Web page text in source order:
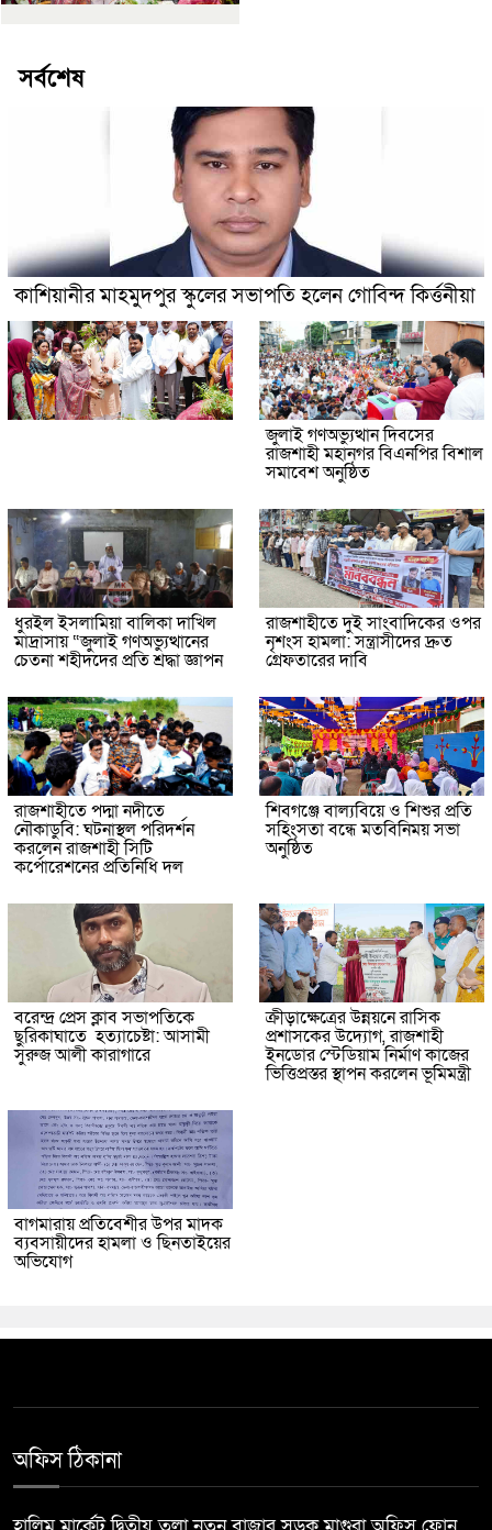
সর্বশেষ
কাশিয়ানীর মাহমুদপুর স্কুলের সভাপতি হলেন গোবিন্দ কির্ত্তনীয়া
জুলাই গণঅভ্যুত্থান দিবসের
রাজশাহী মহানগর বিএনপির বিশাল
সমাবেশ অনুষ্ঠিত
ধুরইল ইসলামিয়া বালিকা দাখিল
মাদ্রাসায় “জুলাই গণঅভ্যুত্থানের
চেতনা শহীদদের প্রতি শ্রদ্ধা জ্ঞাপন
রাজশাহীতে দুই সাংবাদিকের ওপর
নৃশংস হামলা: সন্ত্রাসীদের দ্রুত
গ্রেফতারের দাবি
রাজশাহীতে পদ্মা নদীতে
নৌকাডুবি: ঘটনাস্থল পরিদর্শন
করলেন রাজশাহী সিটি
কর্পোরেশনের প্রতিনিধি দল
শিবগঞ্জে বাল্যবিয়ে ও শিশুর প্রতি
সহিংসতা বন্ধে মতবিনিময় সভা
অনুষ্ঠিত
বরেন্দ্র প্রেস ক্লাব সভাপতিকে
ছুরিকাঘাতে হত্যাচেষ্টা: আসামী
সুরুজ আলী কারাগারে
ক্রীড়াক্ষেত্রের উন্নয়নে রাসিক
প্রশাসকের উদ্যোগ, রাজশাহী
ইনডোর স্টেডিয়াম নির্মাণ কাজের
ভিত্তিপ্রস্তর স্থাপন করলেন ভূমিমন্ত্রী
বাগমারায় প্রতিবেশীর উপর মাদক
ব্যবসায়ীদের হামলা ও ছিনতাইয়ের
অভিযোগ
অফিস ঠিকানা